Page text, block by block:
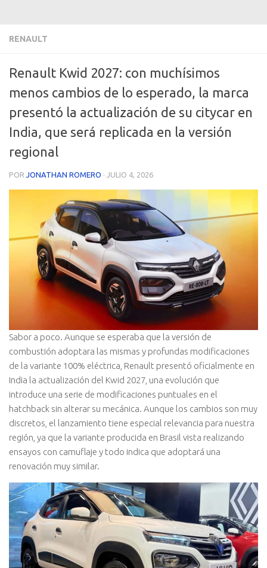
RENAULT
Renault Kwid 2027: con muchísimos
menos cambios de lo esperado, la marca
presentó la actualización de su citycar en
India, que será replicada en la versión
regional
POR JONATHAN ROMERO · JULIO 4, 2026
Sabor a poco. Aunque se esperaba que la versión de
combustión adoptara las mismas y profundas modificaciones
de la variante 100% eléctrica, Renault presentó oficialmente en
India la actualización del Kwid 2027, una evolución que
introduce una serie de modificaciones puntuales en el
hatchback sin alterar su mecánica. Aunque los cambios son muy
discretos, el lanzamiento tiene especial relevancia para nuestra
región, ya que la variante producida en Brasil vista realizando
ensayos con camuflaje y todo indica que adoptará una
renovación muy similar.